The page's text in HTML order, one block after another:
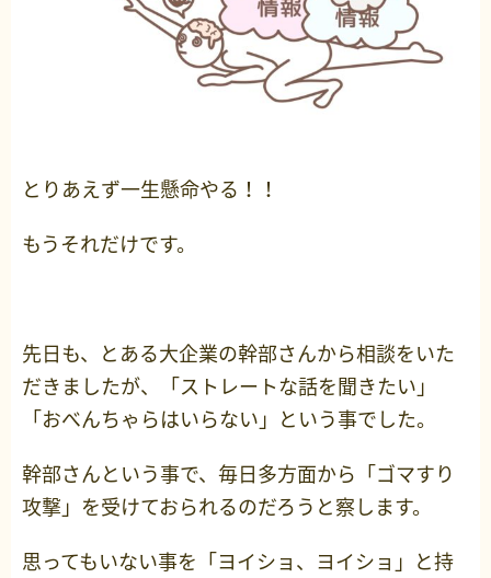
とりあえず一生懸命やる！！
もうそれだけです。
先日も、とある大企業の幹部さんから相談をいた
だきましたが、「ストレートな話を聞きたい」
「おべんちゃらはいらない」という事でした。
幹部さんという事で、毎日多方面から「ゴマすり
攻撃」を受けておられるのだろうと察します。
思ってもいない事を「ヨイショ、ヨイショ」と持